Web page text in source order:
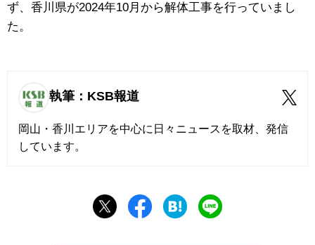
ず、香川県が2024年10月から解体工事を行っていまし
た。
執筆：KSB報道
岡山・香川エリアを中心に日々ニュースを取材、発信
しています。